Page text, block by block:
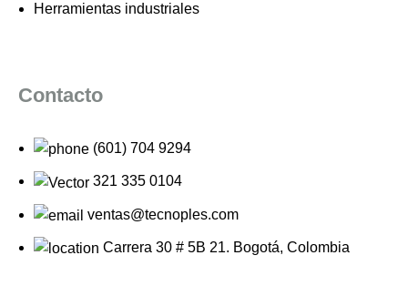
Herramientas industriales
Contacto
(601) 704 9294
321 335 0104
ventas@tecnoples.com
Carrera 30 # 5B 21. Bogotá, Colombia